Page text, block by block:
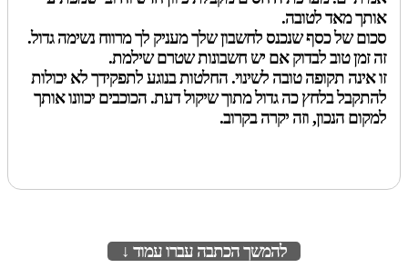
אותך מאד לטובה.
סכום של כסף שנכנס לחשבון שלך מעניק לך מרווח נשימה גדול.
זה זמן טוב לבדוק אם יש חשבונות שטרם שילמת.
זו אינה תקופה טובה לשינוי. החלטות בנוגע לתפקידך לא יכולות
להתקבל בלחץ כה גדול מתוך שיקול דעת. הכוכבים יכוונו אותך
למקום הנכון, וזה יקרה בקרוב.
להמשך הכתבה עברו עמוד ↓